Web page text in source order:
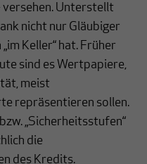
Unterstellt
nicht nur Gläubiger
Keller“ hat. Früher
sind es Wertpapiere,
meist
repräsentieren sollen.
„Sicherheitsstufen“
die
des Kredits.